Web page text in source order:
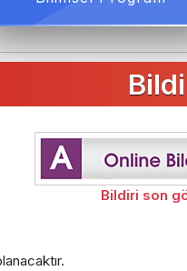
Bildiri son